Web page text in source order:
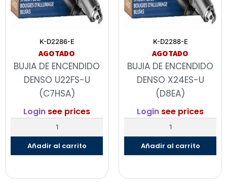
K-D2286-E
AGOTADO
BUJIA DE ENCENDIDO
DENSO U22FS-U
(C7HSA)
Login see prices
Añadir al carrito
K-D2288-E
AGOTADO
BUJIA DE ENCENDIDO
DENSO X24ES-U
(D8EA)
Login see prices
Añadir al carrito